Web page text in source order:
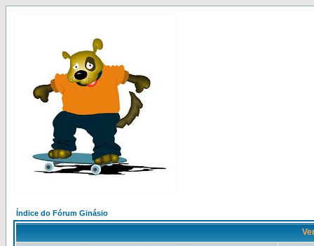
Índice do Fórum Ginásio